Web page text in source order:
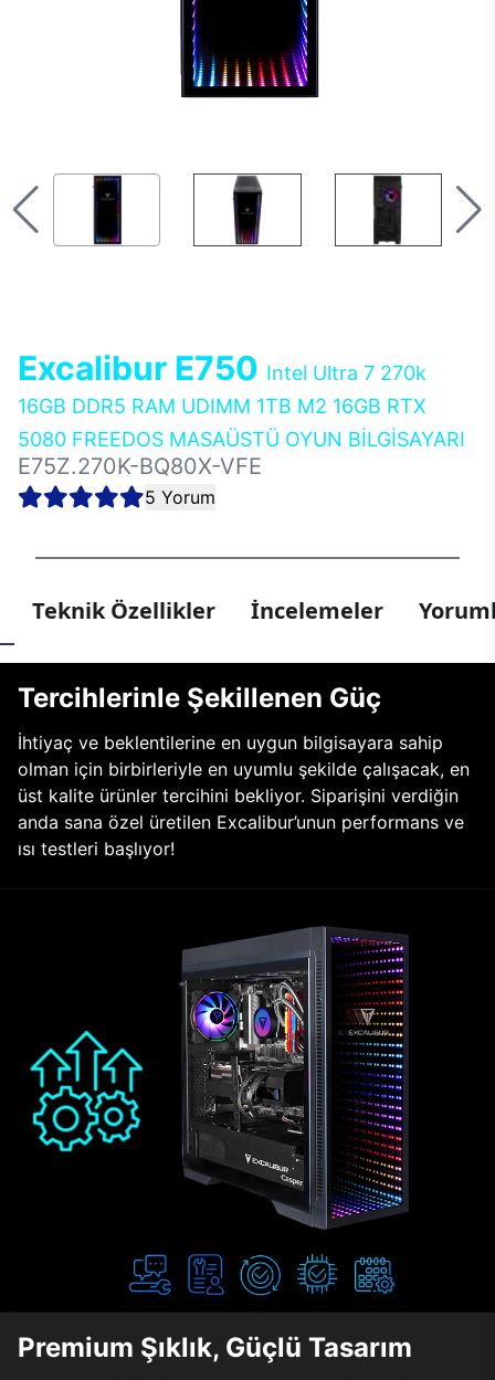
Excalibur E750 Intel Ultra 7 270k
16GB DDR5 RAM UDIMM 1TB M2 16GB RTX
5080 FREEDOS MASAÜSTÜ OYUN BİLGİSAYARI
E75Z.270K-BQ80X-VFE
5 Yorum
Teknik Özellikler İncelemeler
Tercihlerinle Şekillenen Güç
İhtiyaç ve beklentilerine en uygun bilgisayara sahip
olman için birbirleriyle en uyumlu şekilde çalışacak, en
üst kalite ürünler tercihini bekliyor. Siparişini verdiğin
anda sana özel üretilen Excalibur’unun performans ve
ısı testleri başlıyor!
Premium Şıklık, Güçlü Tasarım